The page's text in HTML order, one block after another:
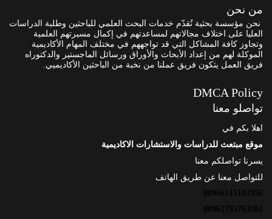
من نحن
نحن مؤسسة بحثية تُقدّم خدمات البحث العلمي للباحثين وطلبة الدراسات
العليا على اختلاف مجالاتهم لمساعدتهم في إكمال مسيرتهم العلمية
وتجاوز كافة المشاكل التي قد تواجههم في مختلف المهام الأكاديمية
الموكلة لهم من إعداد الأبحاث والأوراق ورسائل الماجستير والدكتوراه
فريق العمل يتكون فريق عملنا من نخبة من الباحثين الأكاديميي.
DMCA Policy
تواصلو معنا
اهلا بكم في
موقع مبتعث للدراسات والاستشارات الاكاديمية
يسرنا تواصلكم معنا
للتواصل معنا عن طريق الهاتف
00966115103356
00962795763302